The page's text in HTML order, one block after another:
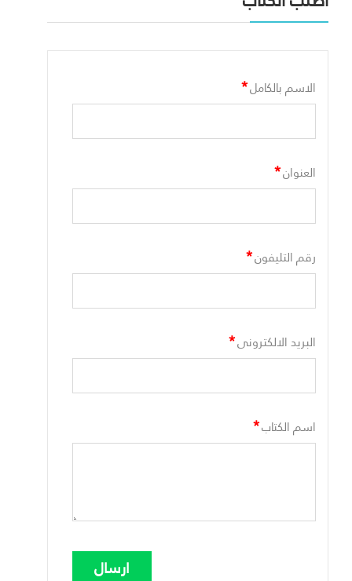
الاسم بالكامل*
العنوان*
رقم التليفون*
البريد الالكترونى*
اسم الكتاب*